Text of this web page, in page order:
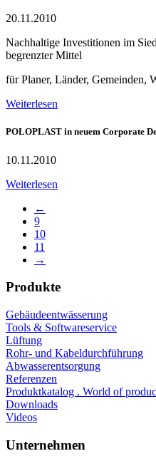
20.11.2010
Nachhaltige Investitionen im
begrenzter Mittel
für Planer, Länder, Gemeinden,
Weiterlesen
POLOPLAST in neuem Corporate
10.11.2010
Weiterlesen
←
9
10
11
→
Produkte
Gebäudeentwässerung
Tools & Softwareservice
Lüftung
Rohr- und Kabeldurchführung
Abwasserentsorgung
Referenzen
Produktkatalog . World of
Downloads
Videos
Unternehmen